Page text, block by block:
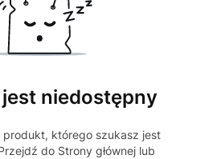
niedostępny
produkt, którego szukasz jest
do Strony głównej lub